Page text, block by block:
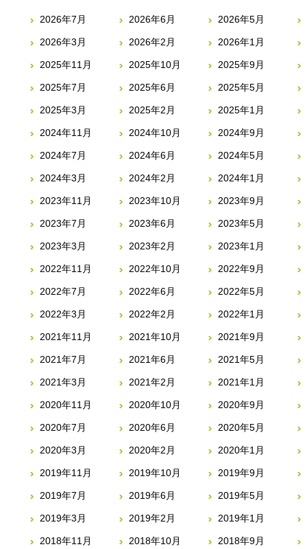
2026年7月 2026年6月 2026年5月
2026年3月 2026年2月 2026年1月
2025年11月 2025年10月 2025年9月
2025年7月 2025年6月 2025年5月
2025年3月 2025年2月 2025年1月
2024年11月 2024年10月 2024年9月
2024年7月 2024年6月 2024年5月
2024年3月 2024年2月 2024年1月
2023年11月 2023年10月 2023年9月
2023年7月 2023年6月 2023年5月
2023年3月 2023年2月 2023年1月
2022年11月 2022年10月 2022年9月
2022年7月 2022年6月 2022年5月
2022年3月 2022年2月 2022年1月
2021年11月 2021年10月 2021年9月
2021年7月 2021年6月 2021年5月
2021年3月 2021年2月 2021年1月
2020年11月 2020年10月 2020年9月
2020年7月 2020年6月 2020年5月
2020年3月 2020年2月 2020年1月
2019年11月 2019年10月 2019年9月
2019年7月 2019年6月 2019年5月
2019年3月 2019年2月 2019年1月
2018年11月 2018年10月 2018年9月